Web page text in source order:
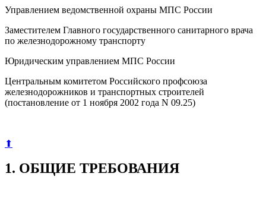
Управлением ведомственной охраны МПС России
Заместителем Главного государственного санитарного врача
по железнодорожному транспорту
Юридическим управлением МПС России
Центральным комитетом Российского профсоюза
железнодорожников и транспортных строителей
(постановление от 1 ноября 2002 года N 09.25)
⬆
1. ОБЩИЕ ТРЕБОВАНИЯ